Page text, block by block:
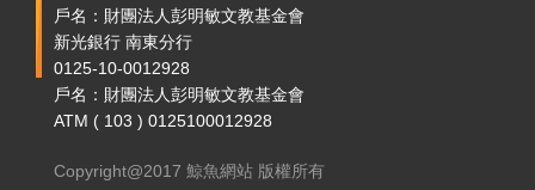
戶名：財團法人彭明敏文教基金會
新光銀行 南東分行
0125-10-0012928
戶名：財團法人彭明敏文教基金會
ATM ( 103 ) 0125100012928
Copyright@2017 鯨魚網站 版權所有